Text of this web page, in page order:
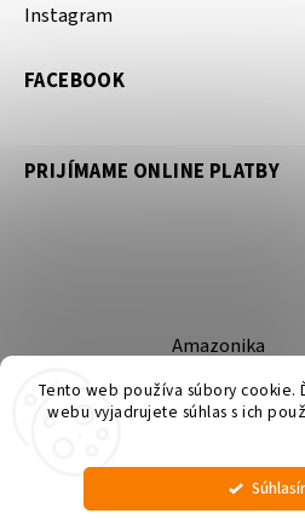
Tento web používa súbory cookie.
webu vyjadrujete súhlas s ich
Instagram
FACEBOOK
PRIJÍMAME ONLINE PLATBY
Amazonika
Amazonika.